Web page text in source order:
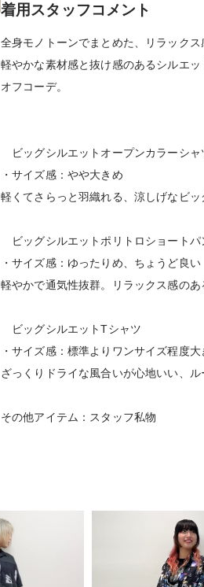
着用スタッフコメント
全身モノトーンでまとめた、リラックス
軽やかな素材感と抜け感のあるシルエ
オフコーデ。
ビッグシルエットオープンカラーシャ
・サイズ感：やや大きめ
軽くてさらっと羽織れる、涼しげなビッ
ビッグシルエットポリトロショートパ
・サイズ感：ゆったりめ、ちょうど良い
軽やかで通気性抜群。リラックス感のあ
ビッグシルエットTシャツ
・サイズ感：標準よりワンサイズ程度
ざっくりドライな風合いが心地いい、ル
その他アイテム：スタッフ私物